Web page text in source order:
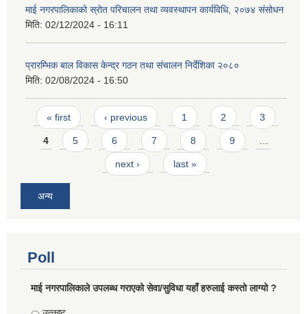
माई नगरपालिकाको स्रोत परिचालन तथा व्यवस्थापन कार्यविधि, २०७४ संसोधन
मिति: 02/12/2024 - 16:11
प्रारम्भिक बाल विकास केन्द्र गठन तथा संचालन निर्देशिका २०८०
मिति: 02/08/2024 - 16:50
Pages
« first ‹ previous 1 2 3
4 5 6 7 8 9 …
next › last »
अन्य
Poll
माई नगरपालिकाले उपलब्ध गराएको सेवा/सुविधा यहाँ हरुलाई कस्तो लाग्यो ?